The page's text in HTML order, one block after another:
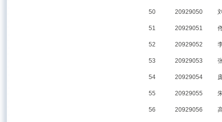
50 20929050
51 20929051
52 20929052
53 20929053
54 20929054
55 20929055
56 20929056